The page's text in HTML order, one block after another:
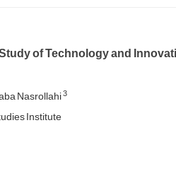
of Technology and
Nasrollahi3
Institute